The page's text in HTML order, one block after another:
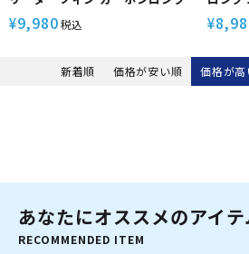
フィン スキンダイビング フリー
ダイビング フィン フルフットフ
¥9,980税込
ホ/
グ ス
¥
新着順 価格が安い順 価格が高
あなたにオススメのアイテ
RECOMMENDED ITEM